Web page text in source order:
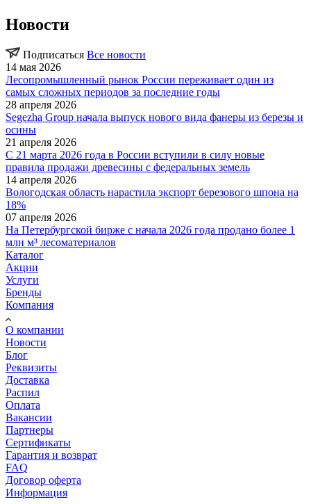
Новости
Подписаться Все новости
14 мая 2026
Лесопромышленный рынок России переживает один из
самых сложных периодов за последние годы
28 апреля 2026
Segezha Group начала выпуск нового вида фанеры из березы и
осины
21 апреля 2026
С 21 марта 2026 года в России вступили в силу новые
правила продажи древесины с федеральных земель
14 апреля 2026
Вологодская область нарастила экспорт березового шпона на
18%
07 апреля 2026
На Петербургской бирже с начала 2026 года продано более 1
млн м³ лесоматериалов
Каталог
Акции
Услуги
Бренды
Компания
О компании
Новости
Блог
Реквизиты
Доставка
Распил
Оплата
Вакансии
Партнеры
Сертификаты
Гарантия и возврат
FAQ
Договор оферта
Информация